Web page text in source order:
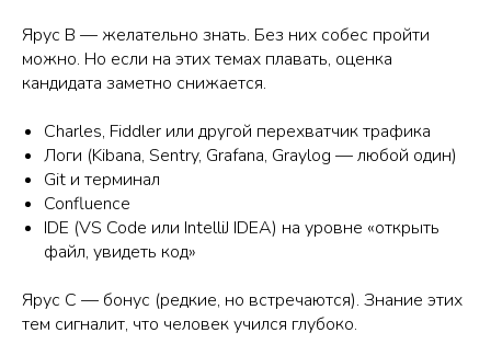
Ярус B — желательно знать. Без них собес пройти
можно. Но если на этих темах плавать, оценка
кандидата заметно снижается.
Charles, Fiddler или другой перехватчик трафика
Логи (Kibana, Sentry, Grafana, Graylog — любой один)
Git и терминал
Confluence
IDE (VS Code или IntelliJ IDEA) на уровне «открыть
файл, увидеть код»
Ярус C — бонус (редкие, но встречаются). Знание этих
тем сигналит, что человек учился глубоко.